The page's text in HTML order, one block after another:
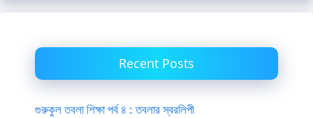
Recent Posts
গুরুকুল তবলা শিক্ষা পর্ব ৪ : তবলার স্বরলিপী